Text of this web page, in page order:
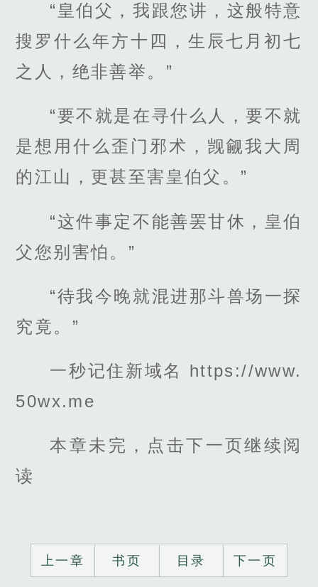
“皇伯父，我跟您讲，这般特意
搜罗什么年方十四，生辰七月初七
之人，绝非善举。”
“要不就是在寻什么人，要不就
是想用什么歪门邪术，觊觎我大周
的江山，更甚至害皇伯父。”
“这件事定不能善罢甘休，皇伯
父您别害怕。”
“待我今晚就混进那斗兽场一探
究竟。”
一秒记住新域名 https://www.
50wx.me
本章未完，点击下一页继续阅
读
上一章 书页 目录 下一页